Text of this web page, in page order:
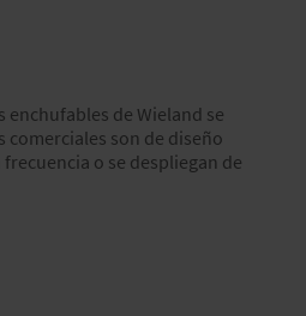
enchufables de Wieland se
son de diseño
o se despliegan de